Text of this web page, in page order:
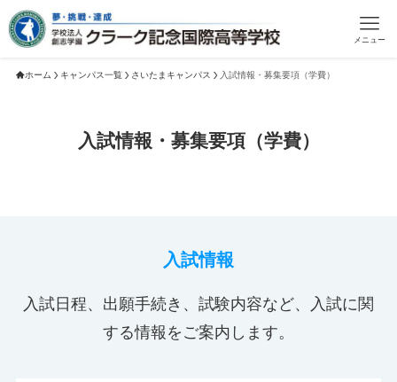
メニュー
ホーム キャンパス一覧 さいたまキャンパス 入試情報・募集要項（学費）
入試情報・募集要項（学費）
入試情報
入試日程、出願手続き、試験内容など、入試に関
する情報をご案内します。